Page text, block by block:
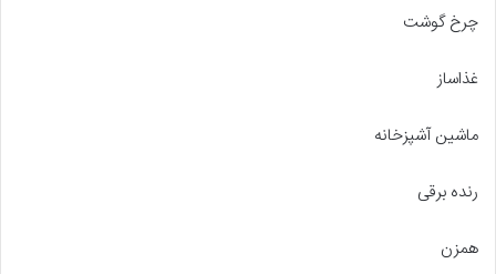
چرخ گوشت
غذاساز
ماشین آشپزخانه
رنده برقی
همزن